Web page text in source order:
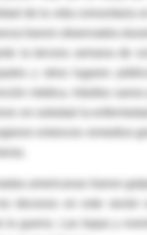
de la vida comunitaria
la tercera semana de
y otros lugares
médica. Adultos
en soledad la
entonces remedios
americanas fueron
la guerra. Las bajas y